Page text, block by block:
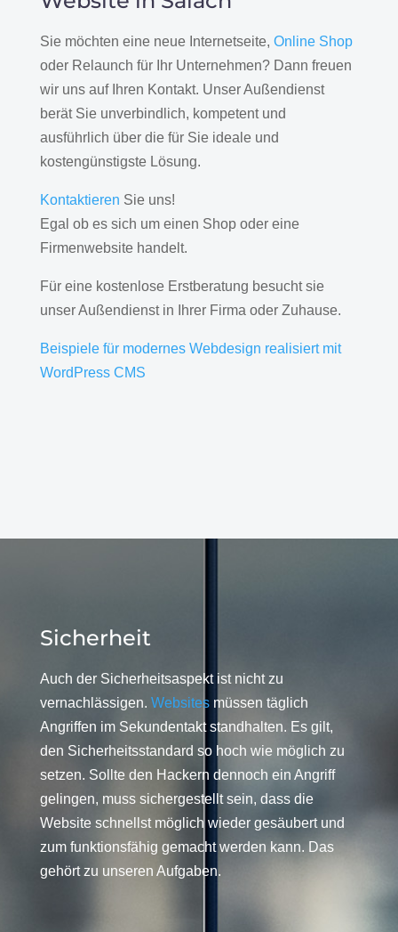
Sie möchten eine neue Internetseite, Online Shop
oder Relaunch für Ihr Unternehmen? Dann freuen
wir uns auf Ihren Kontakt. Unser Außendienst
berät Sie unverbindlich, kompetent und
ausführlich über die für Sie ideale und
kostengünstigste Lösung.
Kontaktieren Sie uns!
Egal ob es sich um einen Shop oder eine
Firmenwebsite handelt.
Für eine kostenlose Erstberatung besucht sie
unser Außendienst in Ihrer Firma oder Zuhause.
Beispiele für modernes Webdesign realisiert mit
WordPress CMS
Sicherheit
Auch der Sicherheitsaspekt ist nicht zu
vernachlässigen. Websitesmüssen täglich
Angriffen im Sekundentakt standhalten. Es gilt,
den Sicherheitsstandard so hoch wie möglich zu
setzen. Sollte den Hackern dennoch ein Angriff
gelingen, muss sichergestellt sein, dass die
Website schnellst möglich wieder gesäubert und
zum funktionsfähig gemacht werden kann. Das
gehört zu unseren Aufgaben.